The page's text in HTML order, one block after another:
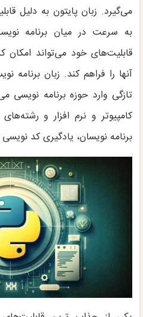
می‌گیرد. زبان پایتون به دلیل
به سرعت در میان برنامه
قابلیت‌های خود می‌تواند
آنها را فراهم کند. زبان برنامه
تازگی وارد حوزه برنامه نویسی
کامپیوتر و نرم افزار و
برنامه نویسان، یادگیری کد نویسی